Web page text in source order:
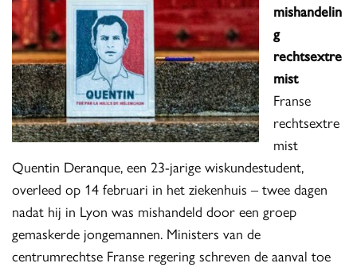
mishandelin
g
rechtsextre
mist
Franse
rechtsextre
mist
Quentin Deranque, een 23-jarige wiskundestudent,
overleed op 14 februari in het ziekenhuis – twee dagen
nadat hij in Lyon was mishandeld door een groep
gemaskerde jongemannen. Ministers van de
centrumrechtse Franse regering schreven de aanval toe